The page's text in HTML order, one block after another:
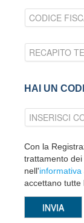
HAI UN
Con la
trattamento
nell'informativa
accettano tutte